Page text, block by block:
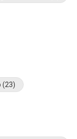
(23)